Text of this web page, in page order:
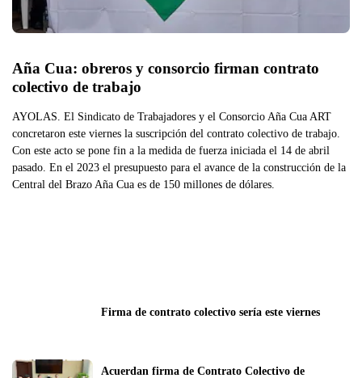
Aña Cua: obreros y consorcio firman contrato
colectivo de trabajo
AYOLAS. El Sindicato de Trabajadores y el Consorcio Aña Cua ART
concretaron este viernes la suscripción del contrato colectivo de trabajo.
Con este acto se pone fin a la medida de fuerza iniciada el 14 de abril
pasado. En el 2023 el presupuesto para el avance de la construcción de la
Central del Brazo Aña Cua es de 150 millones de dólares.
Firma de contrato colectivo sería este viernes
Acuerdan firma de Contrato Colectivo de